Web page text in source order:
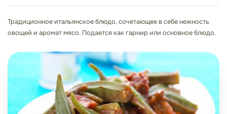
Традиционное итальянское блюдо, сочетающее в себе нежность
овощей и аромат мясо. Подается как гарнир или основное блюдо.